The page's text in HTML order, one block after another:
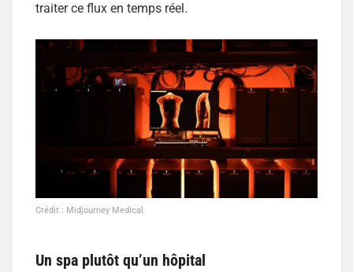
traiter ce flux en temps réel.
Crédit : Midjourney Medical
Un spa plutôt qu’un hôpital